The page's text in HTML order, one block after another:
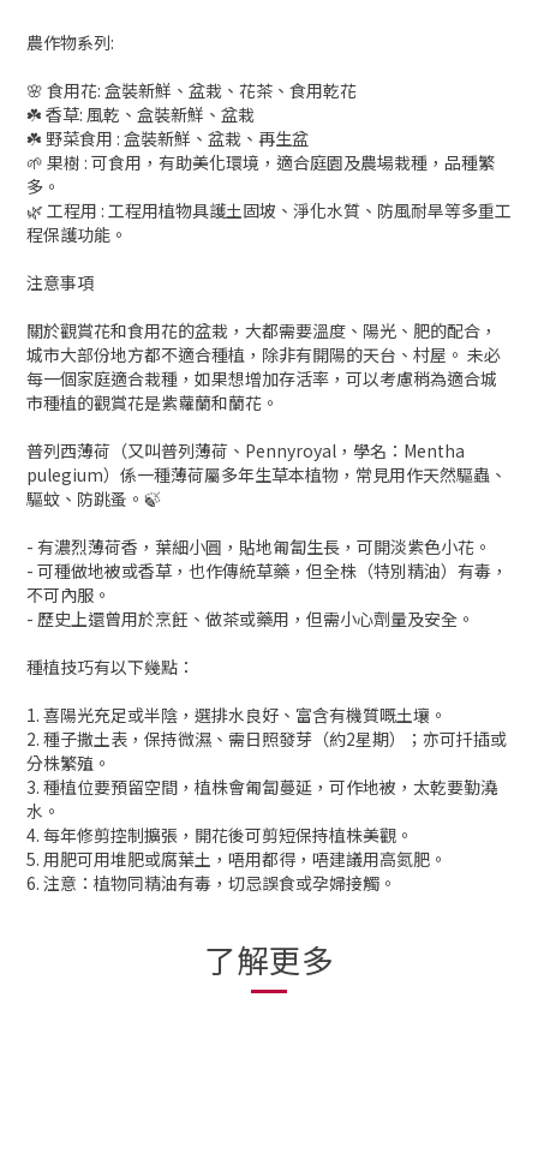
農作物系列:
🌸 食用花: 盒裝新鮮、盆栽、花茶、食用乾花
☘️ 香草: 風乾、盒裝新鮮、盆栽
☘️ 野菜食用 : 盒裝新鮮、盆栽、再生盆
🌱 果樹 : 可食用，有助美化環境，適合庭園及農場栽種，品種繁
多。
🌿 工程用 : 工程用植物具護土固坡、淨化水質、防風耐旱等多重工
程保護功能。
注意事項
關於觀賞花和食用花的盆栽，大都需要溫度、陽光、肥的配合，
城市大部份地方都不適合種植，除非有開陽的天台、村屋。 未必
每一個家庭適合栽種，如果想增加存活率，可以考慮稍為適合城
市種植的觀賞花是紫蘿蘭和蘭花。
普列西薄荷（又叫普列薄荷、Pennyroyal，學名：Mentha
pulegium）係一種薄荷屬多年生草本植物，常見用作天然驅蟲、
驅蚊、防跳蚤。🍃
- 有濃烈薄荷香，葉細小圓，貼地匍匐生長，可開淡紫色小花。
- 可種做地被或香草，也作傳統草藥，但全株（特別精油）有毒，
不可內服。
- 歷史上還曾用於烹飪、做茶或藥用，但需小心劑量及安全。
種植技巧有以下幾點：
1. 喜陽光充足或半陰，選排水良好、富含有機質嘅土壤。
2. 種子撒土表，保持微濕、需日照發芽（約2星期）；亦可扦插或
分株繁殖。
3. 種植位要預留空間，植株會匍匐蔓延，可作地被，太乾要勤澆
水。
4. 每年修剪控制擴張，開花後可剪短保持植株美觀。
5. 用肥可用堆肥或腐葉土，唔用都得，唔建議用高氮肥。
6. 注意：植物同精油有毒，切忌誤食或孕婦接觸。
了解更多